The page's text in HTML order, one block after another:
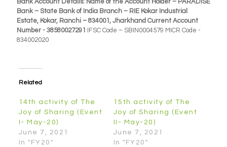
Bank Account Details: Name of the Account Holder – PARADISE
Bank – State Bank of India Branch – RIE Kokar Industrial
Estate, Kokar, Ranchi – 834001, Jharkhand Current Account
Number - 38580027291
IFSC Code – SBIN0004579 MICR Code -
834002020
Related
14th activity of The
Joy of Sharing (Event
I- May-20)
June 7, 2021
In "FY20"
15th activity of The
Joy of Sharing (Event
II- May-20)
June 7, 2021
In "FY20"